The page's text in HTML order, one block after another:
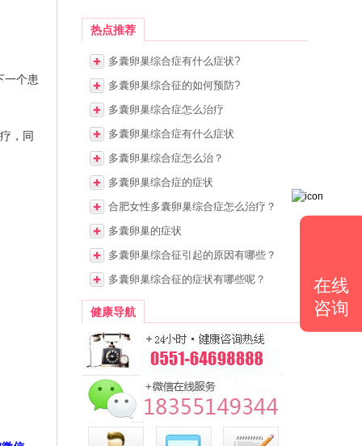
一个患
，同
热点推荐
多囊卵巢综合症有什么症状?
多囊卵巢综合征的如何预防?
多囊卵巢综合症怎么治疗
多囊卵巢综合症有什么症状
多囊卵巢综合症怎么治？
多囊卵巢综合症的症状
合肥女性多囊卵巢综合症怎么治疗？
多囊卵巢的症状
多囊卵巢综合征引起的原因有哪些？
多囊卵巢综合征的症状有哪些呢？
健康导航
在线
咨询